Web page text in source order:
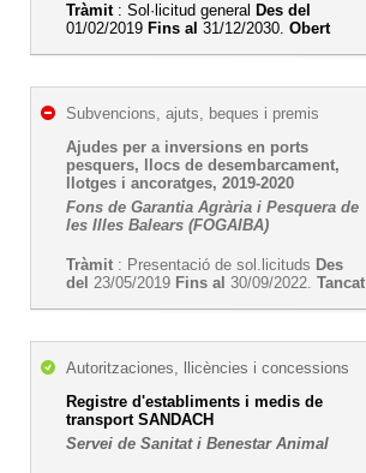
Tràmit: Sol·licitud general Des del
01/02/2019 Fins al 31/12/2030. Obert
Subvencions, ajuts, beques i premis
Ajudes per a inversions en ports
pesquers, llocs de desembarcament,
llotges i ancoratges, 2019-2020
Fons de Garantia Agrària i Pesquera de
les Illes Balears (FOGAIBA)
Tràmit : Presentació de sol.licituds Des
del 23/05/2019 Fins al 30/09/2022. Tancat
Autoritzaciones, llicències i concessions
Registre d'establiments i medis de
transport SANDACH
Servei de Sanitat i Benestar Animal